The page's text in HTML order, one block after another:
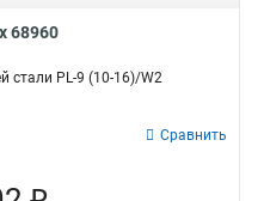
68960
стали PL-9 (10-16)/W2
Сравнить